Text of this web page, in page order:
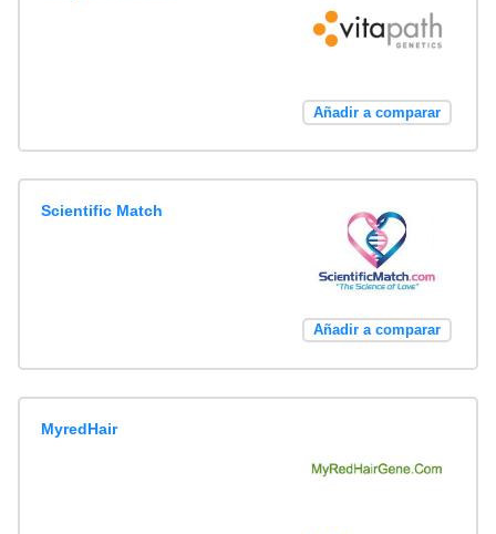
Añadir a comparar
Scientific Match
Añadir a comparar
MyredHair